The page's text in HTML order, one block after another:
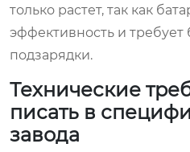
только растет, так как
эффективность и требует
подзарядки.
Технические
писать в
завода